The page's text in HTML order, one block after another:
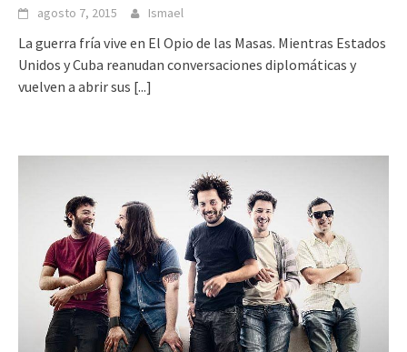
agosto 7, 2015 Ismael
La guerra fría vive en El Opio de las Masas. Mientras Estados
Unidos y Cuba reanudan conversaciones diplomáticas y
vuelven a abrir sus [...]